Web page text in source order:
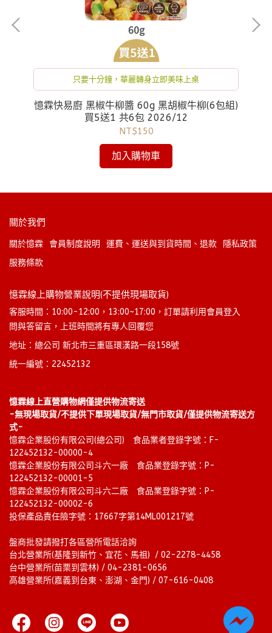
只要十分鐘，華麗轉身立即美味上桌
憶霖快易廚 黑椒牛柳醬 60g 黑胡椒牛柳(6包組)
買5送1 共6包 2026/12
NT$150
加入購物車
關於我們
關於憶霖 會員制度說明 運費、運送與到貨時間、退款
隱私政策
服務條款
憶霖線上購物營業說明(不提供現場取貨)
客服時間：10:00-12:00，13:00~17:00，訂單請利用會員登入
問與答留言，上班時間將有專人回覆您
地址：總公司 新北市三重區環漢路一段158號
統一編號：22452132
憶霖線上直營購物網僅提供物流寄送
-無現場取貨/不提供下單現場取貨/無門市取貨/僅提供物流寄送方
式-
憶霖企業股份有限公司(總公司)　食品業者登錄字號：F-
122452132-00000-4
憶霖企業股份有限公司斗六一廠　食品業登錄字號：P-
122452132-00001-5
憶霖企業股份有限公司斗六二廠　食品業登錄字號：P-
122452132-00002-6
投保產品責任險字號：17667字第14ML001217號
盤商批發請撥打各區營所電話洽詢
台北營業所(基隆到新竹、宜花、馬祖)  / 02-2278-4458
台中營業所(苗栗到雲林) / 04-2381-0656
高雄營業所(嘉義到台東、澎湖、金門) / 07-616-0408